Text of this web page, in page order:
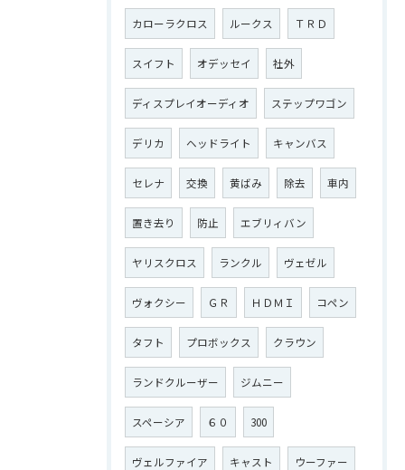
カローラクロス ルークス ＴＲＤ
スイフト オデッセイ 社外
ディスプレイオーディオ ステップワゴン
デリカ ヘッドライト キャンバス
セレナ 交換 黄ばみ 除去 車内
置き去り 防止 エブリィバン
ヤリスクロス ランクル ヴェゼル
ヴォクシー ＧＲ ＨＤＭＩ コペン
タフト プロボックス クラウン
ランドクルーザー ジムニー
スペーシア ６０ 300
ヴェルファイア キャスト ウーファー